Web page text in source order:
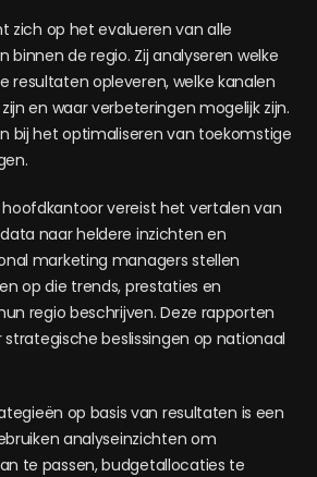
zich op het evalueren van alle
de regio. Zij analyseren welke
resultaten opleveren, welke kanalen
en waar verbeteringen mogelijk zijn.
bij het optimaliseren van toekomstige
vereist het vertalen van
naar heldere inzichten en
marketing managers stellen
op die trends, prestaties en
regio beschrijven. Deze rapporten
strategische beslissingen op nationaal
op basis van resultaten is een
analyseinzichten om
te passen, budgetallocaties te